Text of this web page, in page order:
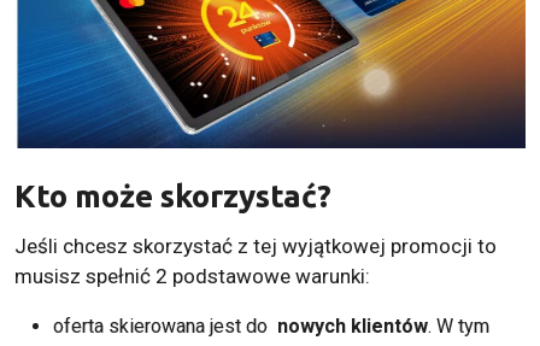
Kto może skorzystać?
Jeśli chcesz skorzystać z tej wyjątkowej promocji to
musisz spełnić 2 podstawowe warunki:
oferta skierowana jest do nowych klientów. W tym